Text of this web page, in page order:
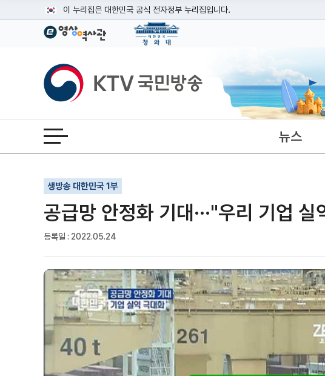
이 누리집은 대한민국 공식 전자정부 누리집입니다.
공식 누리집 주소 확인하기
이밖에 or.kr 또는 .kr등 다른 도메인 주소를 사용하고 있다면 아래 URL에서 도메
운영중인 공식 누리집보기
KTV국민방송
전체메뉴 열기 뉴스
생방송 대한민국 1부
공급망 안정화 기대···"우리 기업 실
등록일 : 2022.05.24
기사인쇄
글자확대
글자축소